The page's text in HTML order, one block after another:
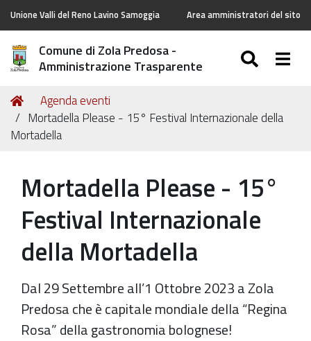
Unione Valli del Reno Lavino Samoggia Area amministratori del sito
Comune di Zola Predosa -
Amministrazione Trasparente
Tu
sei
qui:
Home
Agenda eventi
Mortadella Please - 15° Festival Internazionale della
Mortadella
Mortadella Please - 15°
Festival Internazionale
della Mortadella
Dal 29 Settembre all’1 Ottobre 2023 a Zola
Predosa che è capitale mondiale della “Regina
Rosa” della gastronomia bolognese!